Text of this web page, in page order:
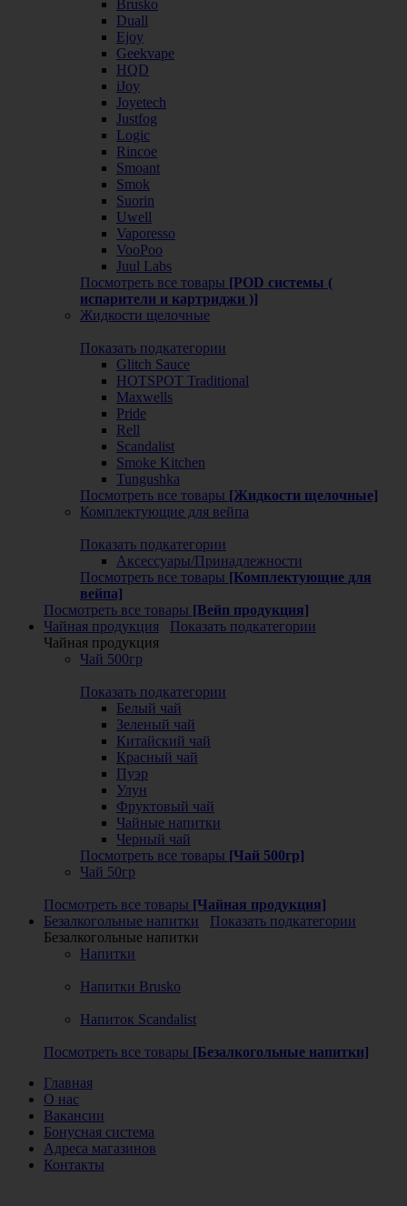
Brusko
Duall
Ejoy
Geekvape
HQD
iJoy
Joyetech
Justfog
Logic
Rincoe
Smoant
Smok
Suorin
Uwell
Vaporesso
VooPoo
Juul Labs
Посмотреть все товары [POD системы (
испарители и картриджи )]
Жидкости щелочные
Показать подкатегории
Glitch Sauce
HOTSPOT Traditional
Maxwells
Pride
Rell
Scandalist
Smoke Kitchen
Tungushka
Посмотреть все товары [Жидкости щелочные]
Комплектующие для вейпа
Показать подкатегории
Аксессуары/Принадлежности
Посмотреть все товары [Комплектующие для
вейпа]
Посмотреть все товары [Вейп продукция]
Чайная продукция
Показать подкатегории
Чайная продукция
Чай 500гр
Показать подкатегории
Белый чай
Зеленый чай
Китайский чай
Красный чай
Пуэр
Улун
Фруктовый чай
Чайные напитки
Черный чай
Посмотреть все товары [Чай 500гр]
Чай 50гр
Посмотреть все товары [Чайная продукция]
Безалкогольные напитки
Показать подкатегории
Безалкогольные напитки
Напитки
Напитки Brusko
Напиток Scandalist
Посмотреть все товары [Безалкогольные напитки]
Главная
О нас
Вакансии
Бонусная система
Адреса магазинов
Контакты